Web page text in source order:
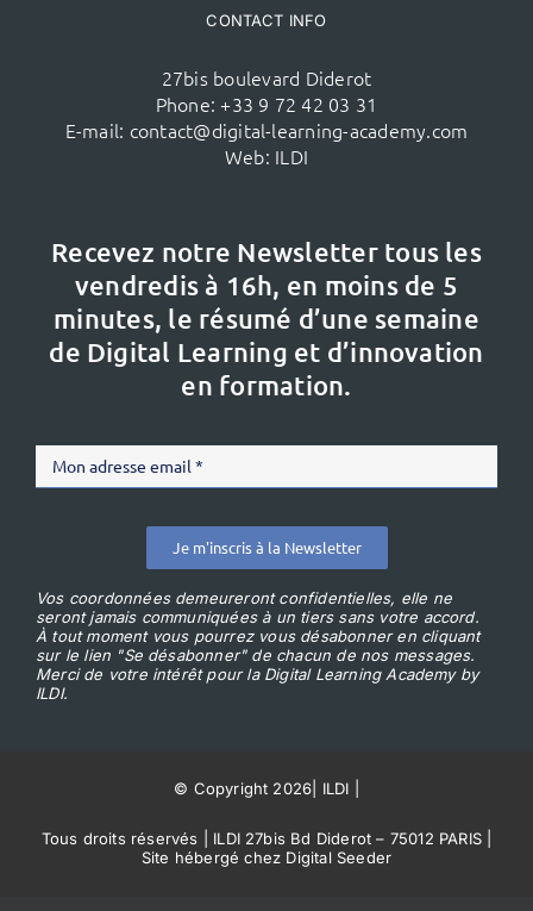
CONTACT INFO
27bis boulevard Diderot
Phone: +33 9 72 42 03 31
E-mail: contact@digital-learning-academy.com
Web: ILDI
Recevez notre Newsletter tous les
vendredis à 16h, en moins de 5
minutes, le résumé d’une semaine
de Digital Learning et d’innovation
en formation.
Je m'inscris à la Newsletter
Vos coordonnées demeureront confidentielles, elle ne
seront jamais communiquées à un tiers sans votre accord.
À tout moment vous pourrez vous désabonner en cliquant
sur le lien "Se désabonner" de chacun de nos messages.
Merci de votre intérêt pour la Digital Learning Academy by
ILDI.
© Copyright 2026 ILDI
Tous droits réservés | ILDI 27bis Bd Diderot – 75012 PARIS |
Site hébergé chez Digital Seeder